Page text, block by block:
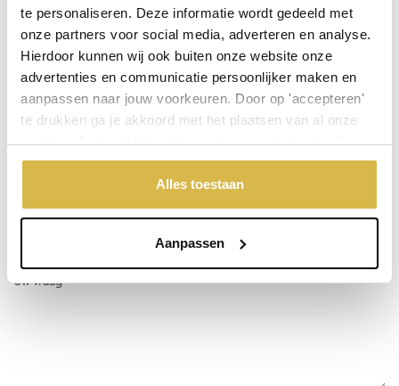
te personaliseren. Deze informatie wordt gedeeld met
onze partners voor social media, adverteren en analyse.
Hierdoor kunnen wij ook buiten onze website onze
advertenties en communicatie persoonlijker maken en
aanpassen naar jouw voorkeuren. Door op 'accepteren'
te drukken ga je akkoord met het plaatsen van al onze
cookies. Je kunt bij 'cookievoorkeuren wijzigen' zelf
aangeven welke cookies jouw akkoord krijgen. En door te
'weigeren' worden alleen de functionele cookies
geplaatst. Bekijk onze cookieverklaring voor meer
Alles toestaan
Aanpassen
Stel een vraag over dit product
Uw naam
Telefoonnummer
Uw vraag